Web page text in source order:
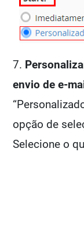
7.
envio de e-
opção de
Selecione o